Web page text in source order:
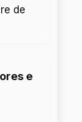
de
e